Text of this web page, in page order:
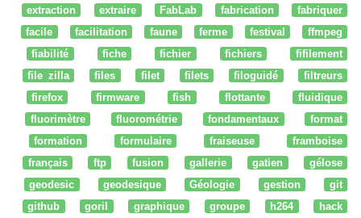
extraction
extraire FabLab fabrication
fabriquer
facile
facilitation faune ferme festival
ffmpeg
fiabilité
fiche fichier fichiers
fifilement
file zilla
files filet filets filoguidé
filtreurs
firefox
firmware fish flottante
fluidique
fluorimètre
fluorométrie fondamentaux
format
formation
formulaire fraiseuse
framboise
français
ftp fusion gallerie gatien
gélose
geodesic
geodesique Géologie gestion
git
github
goril graphique groupe h264
hack